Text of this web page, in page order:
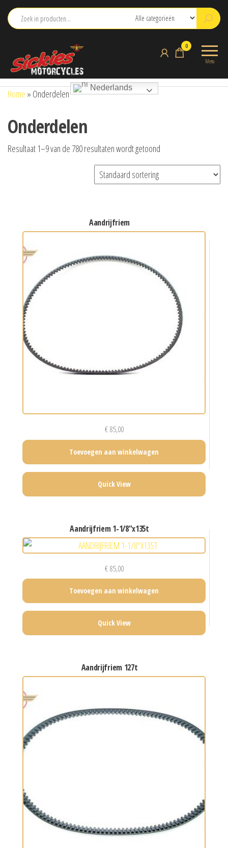
naar
Menu
0
Nederlands
Home » Onderdelen
Onderdelen
Resultaat 1–9 van de 780 resultaten wordt getoond
aandrijfriem
€85,00
Toevoegen aan winkelwagen
Quick View
aandrijfriem 1-1/8″x135t
€85,00
Toevoegen aan winkelwagen
Quick View
aandrijfriem 127t